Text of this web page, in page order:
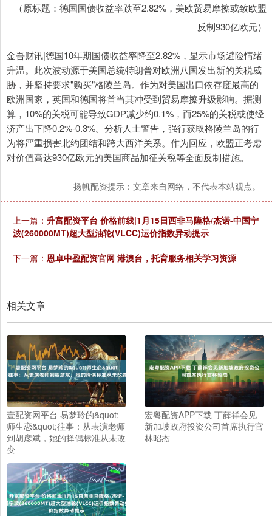
（原标题：德国国债收益率跌至2.82%，美欧贸易摩擦或致欧盟
反制930亿欧元）
金吾财讯|德国10年期国债收益率降至2.82%，显示市场避险情绪
升温。此次波动源于美国总统特朗普对欧洲八国发出新的关税威
胁，并坚持要求"购买"格陵兰岛。作为对美国出口依存度最高的
欧洲国家，英国和德国将首当其冲受到贸易摩擦升级影响。据测
算，10%的关税可能导致GDP减少约0.1%，而25%的关税或使经
济产出下降0.2%-0.3%。分析人士警告，强行获取格陵兰岛的行
为将严重损害北约团结和跨大西洋关系。作为回应，欧盟正考虑
对价值高达930亿欧元的美国商品加征关税等全面反制措施。
扬帆配资提示：文章来自网络，不代表本站观点。
上一篇： 升富配资平台 价格前线|1月15日西非马隆格/杰诺-中国宁
波(260000MT)超大型油轮(VLCC)运价指数异动提示
下一篇： 恩卓中盈配资官网 港澳台，托育服务相关学习资源
相关文章
壹配资网平台 易梦玲的&quot;
师生恋&quot;往事：从表演老师
到胡彦斌，她的择偶标准从未改
变
宏粤配资APP下载 丁薛祥会见
新加坡政府投资公司首席执行官
林昭杰